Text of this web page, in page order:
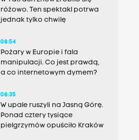
różowo. Ten spektakl potrwa
jednak tylko chwilę
08:54
Pożary w Europie i fala
manipulacji. Co jest prawdą,
a co internetowym dymem?
08:35
W upale ruszyli na Jasną Górę.
Ponad cztery tysiące
pielgrzymów opuściło Kraków